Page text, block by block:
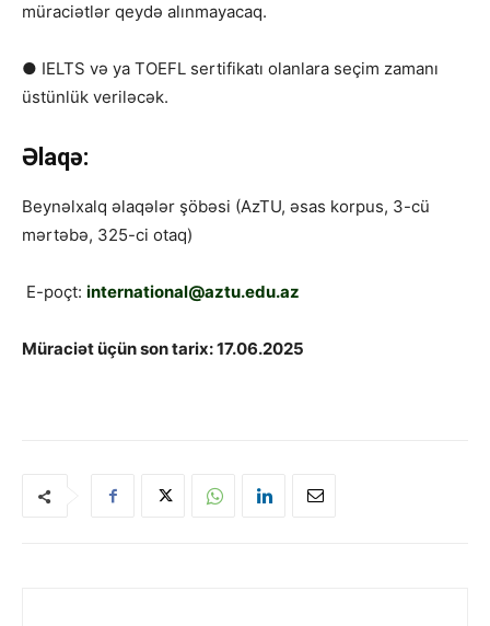
müraciətlər qeydə alınmayacaq.
● IELTS və ya TOEFL sertifikatı olanlara seçim zamanı
üstünlük veriləcək.
Əlaqə:
Beynəlxalq əlaqələr şöbəsi (AzTU, əsas korpus, 3-cü
mərtəbə, 325-ci otaq)
E-poçt: international@aztu.edu.az
Müraciət üçün son tarix: 17.06.2025